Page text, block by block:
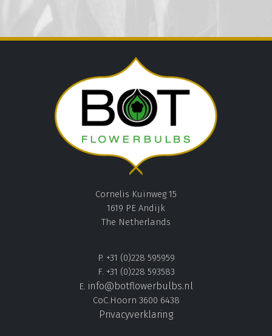
Cornelis Kuinweg 15
1619 PE Andijk
The Netherlands
P. +31 (0)228 595959
F. +31 (0)228 593583
E. info@botflowerbulbs.nl
CoC.Hoorn 3600 6438
Privacyverklaring